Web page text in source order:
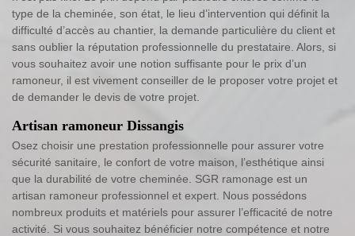
type de la cheminée, son état, le lieu d’intervention qui définit la
difficulté d’accès au chantier, la demande particulière du client et
sans oublier la réputation professionnelle du prestataire. Alors, si
vous souhaitez avoir une notion suffisante pour le prix d’un
ramoneur, il est vivement conseiller de le proposer votre projet et
de demander le devis de votre projet.
Artisan ramoneur Dissangis
Osez choisir une prestation professionnelle pour assurer votre
sécurité sanitaire, le confort de votre maison, l’esthétique ainsi
que la durabilité de votre cheminée. SGR ramonage est un
artisan ramoneur professionnel et expert. Nous possédons
nombreux produits et matériels pour assurer l’efficacité de notre
activité. Si vous souhaitez bénéficier notre compétence et notre